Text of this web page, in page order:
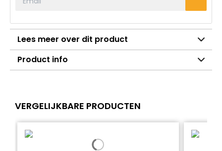
Lees meer over dit product
Product info
VERGELIJKBARE PRODUCTEN